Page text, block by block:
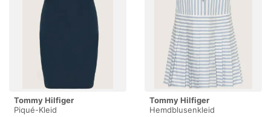
Tommy Hilfiger
Piqué-Kleid
Tommy Hilfiger
Hemdblusenkleid